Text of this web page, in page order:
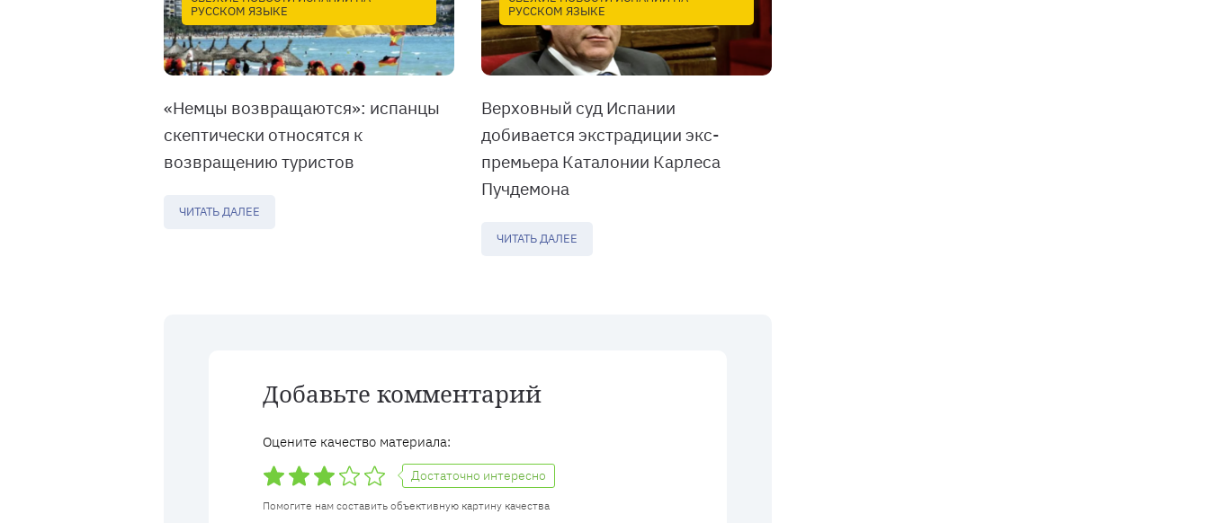
РУССКОМ ЯЗЫКЕ
«Немцы возвращаются»: испанцы
скептически относятся к
возвращению туристов
ЧИТАТЬ ДАЛЕЕ
РУССКОМ ЯЗЫКЕ
Верховный суд Испании
добивается экстрадиции экс-
премьера Каталонии Карлеса
Пучдемона
ЧИТАТЬ ДАЛЕЕ
Добавьте комментарий
Оцените качество материала:
Достаточно интересно
Помогите нам составить объективную картину качества